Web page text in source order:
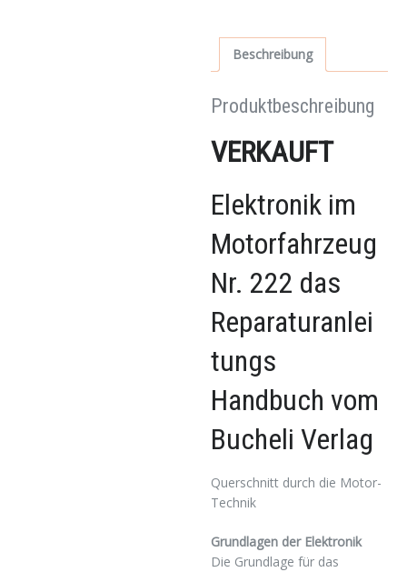
Beschreibung
Produktbeschreibung
VERKAUFT
Elektronik im
Motorfahrzeug
Nr. 222 das
Reparaturanlei
tungs
Handbuch vom
Bucheli Verlag
Querschnitt durch die Motor-
Technik
Grundlagen der Elektronik
Die Grundlage für das